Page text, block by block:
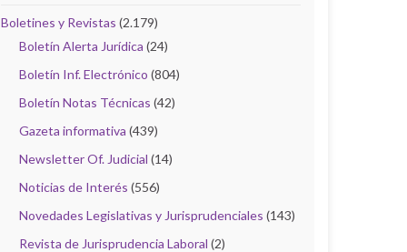
Boletines y Revistas (2.179)
Boletín Alerta Jurídica (24)
Boletín Inf. Electrónico (804)
Boletín Notas Técnicas (42)
Gazeta informativa (439)
Newsletter Of. Judicial (14)
Noticias de Interés (556)
Novedades Legislativas y Jurisprudenciales (143)
Revista de Jurisprudencia Laboral (2)